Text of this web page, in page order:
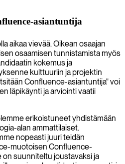
asiantuntija
aikaa vievää. Oikean osaajan
osaamisen tunnistamista myös
kokemus ja
kulttuuriin ja projektin
Confluence-asiantuntija" voi
läpikäynti ja arviointi vaatii
erikoistuneet yhdistämään
alan ammattilaiset.
nopeasti juuri teidän
muotoisen Confluence-
on suunniteltu joustavaksi ja